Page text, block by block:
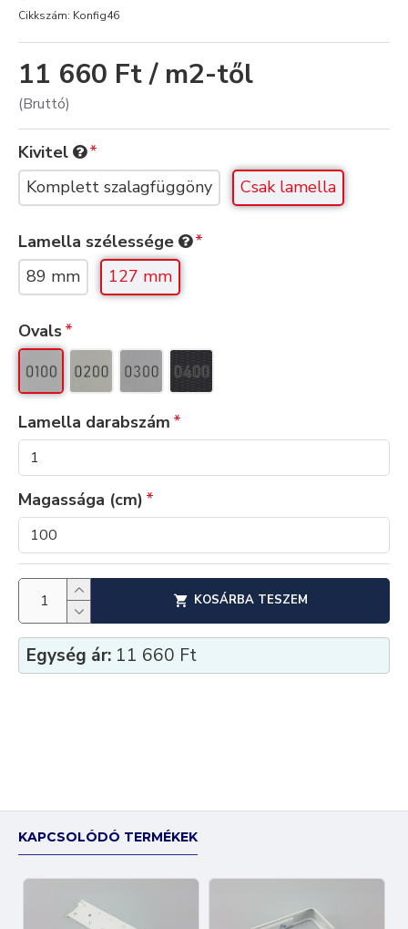
11 660 Ft / m2-től
(Bruttó)
Cikkszám: Konfig46
Kivitel
Komplett szalagfüggöny
Csak lamella
Lamella szélessége
89 mm
127 mm
Ovals
Lamella darabszám
Magassága (cm)
KOSÁRBA TESZEM
Egység ár: 11 660 Ft
KAPCSOLÓDÓ TERMÉKEK